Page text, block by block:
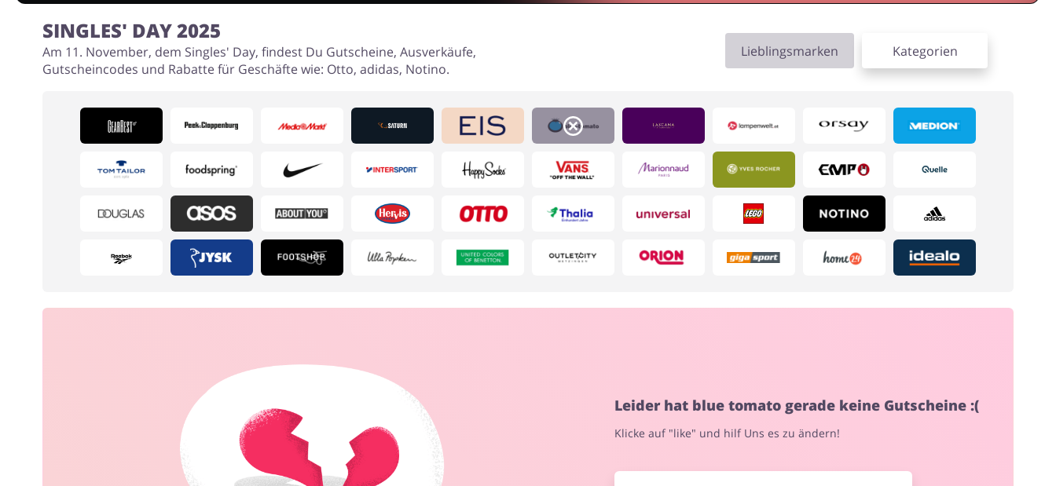
SINGLES' DAY 2025
Am 11. November, dem Singles' Day, findest Du Gutscheine, Ausverkäufe,
Gutscheincodes und Rabatte für Geschäfte wie: Otto, adidas, Notino.
Lieblingsmarken Kategorien
Schmuck & Uhren Blumen & Geschenke
Leider hat blue tomato gerade keine Gutscheine :(
Klicke auf "like" und hilf Uns es zu ändern!